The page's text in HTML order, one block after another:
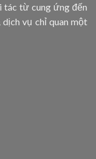
từ cung ứng đến
vụ chỉ quan một